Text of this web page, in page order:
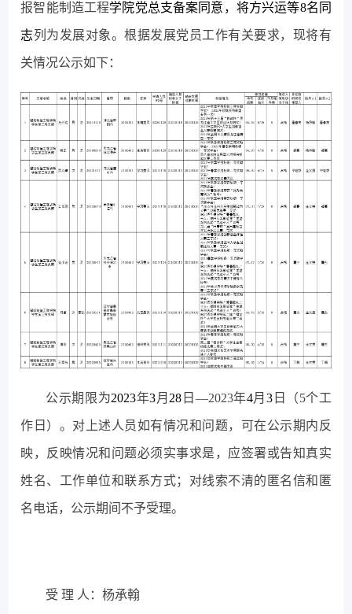
报智能制造工程学院党总支备案同意，将方兴运等8名同
志列为发展对象。根据发展党员工作有关要求，现将有
关情况公示如下：
公示期限为2023年3月 28 日—2023年4月 3日（5个工
作日）。对上述人员如有情况和问题，可在公示期内反
映，反映情况和问题必须实事求是，应签署或告知真实
姓名、工作单位和联系方式；对线索不清的匿名信和匿
名电话，公示期间不予受理。
受 理 人：杨承翰